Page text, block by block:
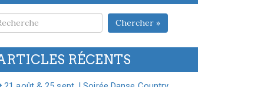
Chercher »
RÉCENTS